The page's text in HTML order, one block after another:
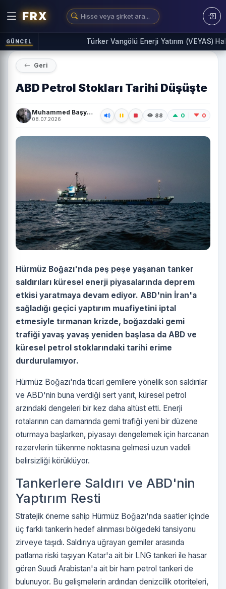
FRX
GÜNCEL Türker Vangölü Enerji Yatırım (VEYAS)
Geri
ABD Petrol Stokları Tarihi Düşüşte
Muhammed Başyiğit
08.07.2026 88 0 0
Hürmüz Boğazı'nda peş peşe yaşanan tanker
saldırıları küresel enerji piyasalarında deprem
etkisi yaratmaya devam ediyor. ABD'nin İran'a
sağladığı geçici yaptırım muafiyetini iptal
etmesiyle tırmanan krizde, boğazdaki gemi
trafiği yavaş yavaş yeniden başlasa da ABD ve
küresel petrol stoklarındaki tarihi erime
durdurulamıyor.
Hürmüz Boğazı'nda ticari gemilere yönelik son saldırılar
ve ABD'nin buna verdiği sert yanıt, küresel petrol
arzındaki dengeleri bir kez daha altüst etti. Enerji
rotalarının can damarında gemi trafiği yeni bir düzene
oturmaya başlarken, piyasayı dengelemek için harcanan
rezervlerin tükenme noktasına gelmesi uzun vadeli
belirsizliği körüklüyor.
Tankerlere Saldırı ve ABD'nin
Yaptırım Resti
Stratejik öneme sahip Hürmüz Boğazı'nda saatler içinde
üç farklı tankerin hedef alınması bölgedeki tansiyonu
zirveye taşıdı. Saldırıya uğrayan gemiler arasında
patlama riski taşıyan Katar'a ait bir LNG tankeri ile hasar
gören Suudi Arabistan'a ait bir ham petrol tankeri de
bulunuyor. Bu gelişmelerin ardından denizcilik otoriteleri,